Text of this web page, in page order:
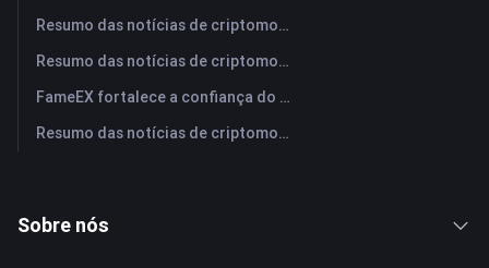
Resumo das notícias de criptomoedas da FameEX hoje | 30 de julho de 2026
Resumo das notícias de criptomoedas da FameEX hoje | 29 de julho de 2026
FameEX fortalece a confiança do usuário por meio de oito anos de operações estáveis ​​e crescimento global
Resumo das notícias de criptomoedas da FameEX hoje | 28 de julho de 2026
Sobre nós